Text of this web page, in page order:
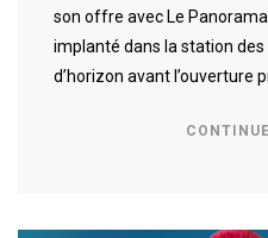
son offre avec Le
implanté dans la station
d’horizon avant l’ouverture